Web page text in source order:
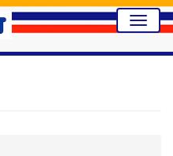
Toggle